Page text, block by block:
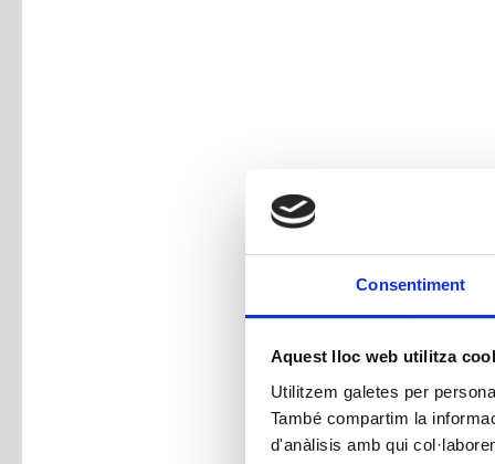
Consentiment
Aquest lloc web utilitza
Utilitzem galetes per
També compartim la
d'anàlisis amb qui